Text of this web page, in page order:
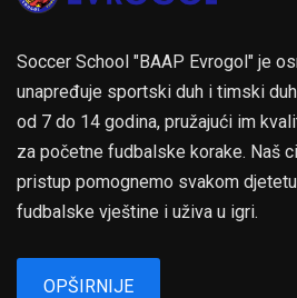
Soccer School "BAAP Evrogol" je
unapređuje sportski duh i timski
od 7 do 14 godina, pružajući im
za početne fudbalske korake. Naš
pristup pomognemo svakom
fudbalske vještine i uživa u igri.
OPŠIRNIJE